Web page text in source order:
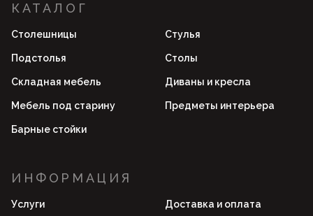
КАТАЛОГ
Столешницы Стулья
Подстолья Столы
Складная мебель Диваны и кресла
Мебель под старину Предметы интерьера
Барные стойки
ИНФОРМАЦИЯ
Услуги Доставка и оплата